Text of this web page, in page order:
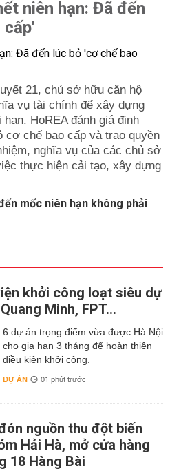
niên hạn: Đã đến
cấp'
21, chủ sở hữu căn hộ
vụ tài chính để xây dựng
HoREA đánh giá định
cơ chế bao cấp và trao quyền
nghĩa vụ của các chủ sở
thực hiện cải tạo, xây dựng
mốc niên hạn không phải
khởi công loạt siêu dự
Minh, FPT...
6 dự án trọng điểm vừa được Hà Nội
cho gia hạn 3 tháng để hoàn thiện
điều kiện khởi công.
DỰ ÁN 01 phút trước
nguồn thu đột biến
Hải Hà, mở cửa hàng
18 Hàng Bài